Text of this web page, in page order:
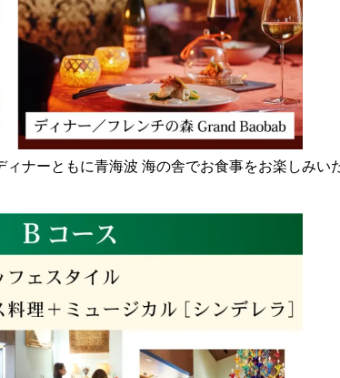
ナーともに青海波 海の舎でお食事をお楽しみい